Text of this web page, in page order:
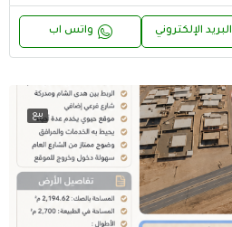
البريد الإلكتروني واتس اب
بيع